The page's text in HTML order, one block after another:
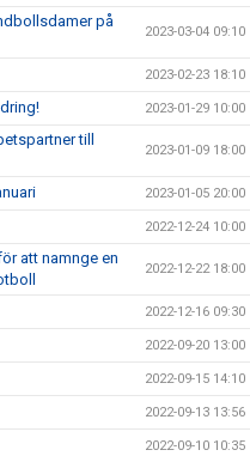
på
2023-03-04 09:10
2023-02-23 18:10
2023-01-29 10:00
till
2023-01-09 18:00
2023-01-05 20:00
2022-12-24 10:00
att namnge en
2022-12-22 18:00
2022-12-16 09:30
2022-09-20 13:00
2022-09-15 14:10
2022-09-13 13:56
2022-09-10 10:35